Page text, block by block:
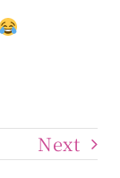
Next